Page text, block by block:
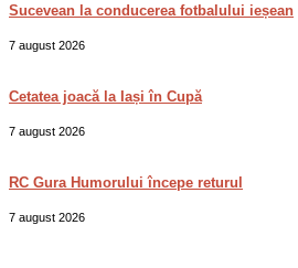
Sucevean la conducerea fotbalului ieșean
7 august 2026
Cetatea joacă la Iași în Cupă
7 august 2026
RC Gura Humorului începe returul
7 august 2026